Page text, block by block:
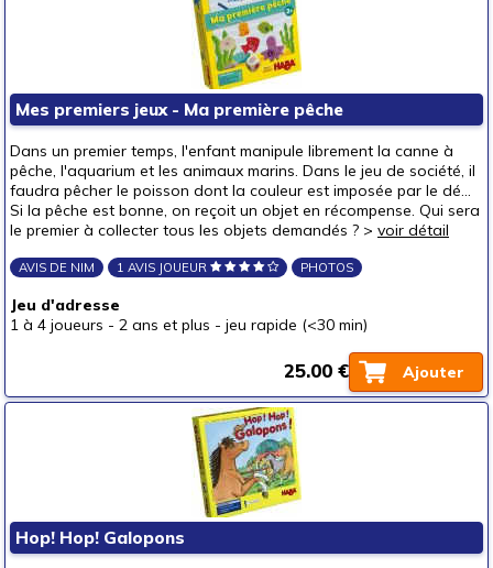
Mes premiers jeux - Ma première pêche
Dans un premier temps, l'enfant manipule librement la canne à
pêche, l'aquarium et les animaux marins. Dans le jeu de société, il
faudra pêcher le poisson dont la couleur est imposée par le dé...
Si la pêche est bonne, on reçoit un objet en récompense. Qui sera
le premier à collecter tous les objets demandés ? > voir détail
AVIS DE NIM 1 AVIS JOUEUR PHOTOS
Jeu d'adresse
1 à 4 joueurs - 2 ans et plus - jeu rapide (<30 min)
Ajouter
25.00 €
Hop! Hop! Galopons